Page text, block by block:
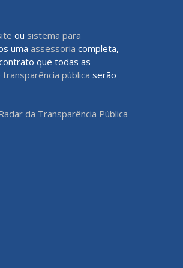
ou sistema para
uma assessoria completa,
que todas as
transparência pública serão
da Transparência Pública